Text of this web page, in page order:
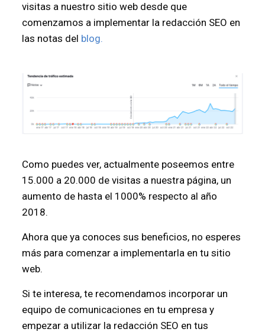
visitas a nuestro sitio web desde que
comenzamos a implementar la redacción SEO en
las notas del blog.
Como puedes ver, actualmente poseemos entre
15.000 a 20.000 de visitas a nuestra página, un
aumento de hasta el 1000% respecto al año
2018.
Ahora que ya conoces sus beneficios, no esperes
más para comenzar a implementarla en tu sitio
web.
Si te interesa, te recomendamos incorporar un
equipo de comunicaciones en tu empresa y
empezar a utilizar la redacción SEO en tus